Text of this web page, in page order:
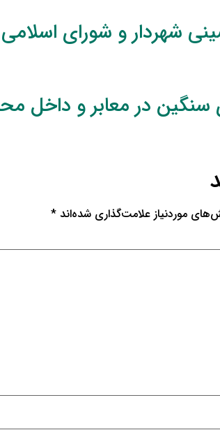
شهردار و شورای
در معابر و داخل
موردنیاز علامت‌گذاری شده‌اند *